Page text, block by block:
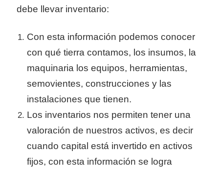
debe llevar inventario:
Con esta información podemos conocer
con qué tierra contamos, los insumos, la
maquinaria los equipos, herramientas,
semovientes, construcciones y las
instalaciones que tienen.
Los inventarios nos permiten tener una
valoración de nuestros activos, es decir
cuando capital está invertido en activos
fijos, con esta información se logra